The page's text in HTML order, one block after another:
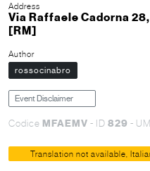
Address
Via Raffaele Cadorna
[RM]
Author
rossocinabro
Event Disclaimer
Codice MFAEMV - ID 829 - UM
Translation not available,